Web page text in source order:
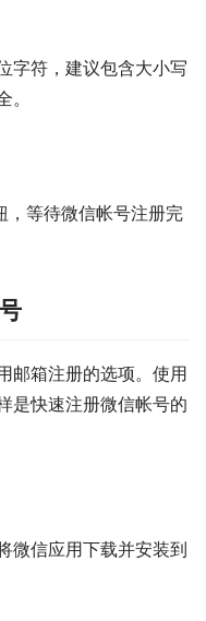
字符，建议包含大小写
，等待微信帐号注册完
邮箱注册的选项。使用
是快速注册微信帐号的
微信应用下载并安装到